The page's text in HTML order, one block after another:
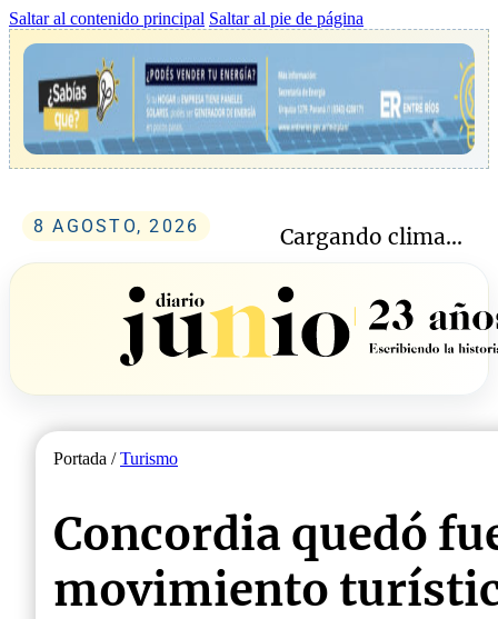
Saltar al contenido principal Saltar al pie de página
8 AGOSTO, 2026 Cargando clima...
Portada /Turismo
Concordia quedó
movimiento